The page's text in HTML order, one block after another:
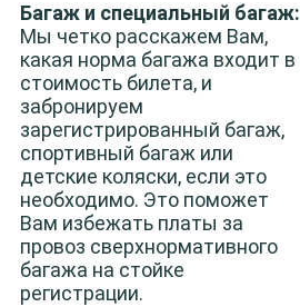
Багаж и специальный багаж:
Мы четко расскажем Вам,
какая норма багажа входит в
стоимость билета, и
забронируем
зарегистрированный багаж,
спортивный багаж или
детские коляски, если это
необходимо. Это поможет
Вам избежать платы за
провоз сверхнормативного
багажа на стойке
регистрации.